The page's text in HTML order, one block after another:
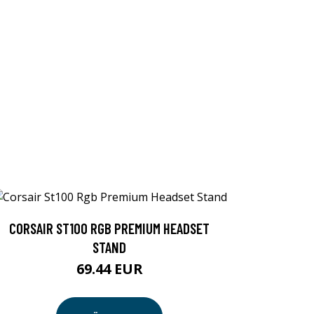
CORSAIR ST100 RGB PREMIUM HEADSET
STAND
69.44 EUR